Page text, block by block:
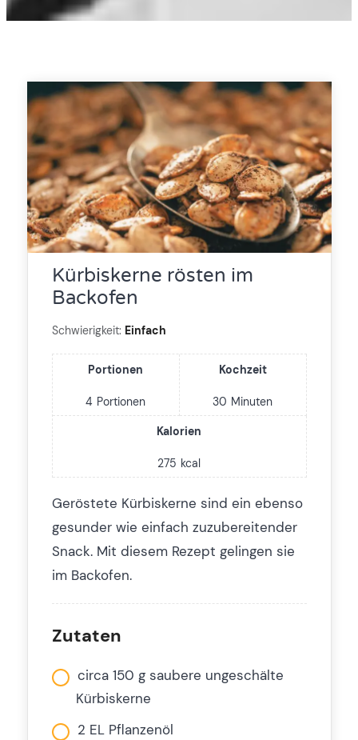
Kürbiskerne rösten im
Backofen
Schwierigkeit: Einfach
Portionen
4 Portionen
Kochzeit
30 Minuten
Kalorien
275 kcal
Geröstete Kürbiskerne sind ein ebenso
gesunder wie einfach zuzubereitender
Snack. Mit diesem Rezept gelingen sie
im Backofen.
Zutaten
circa 150 g saubere ungeschälte
Kürbiskerne
2 EL Pflanzenöl